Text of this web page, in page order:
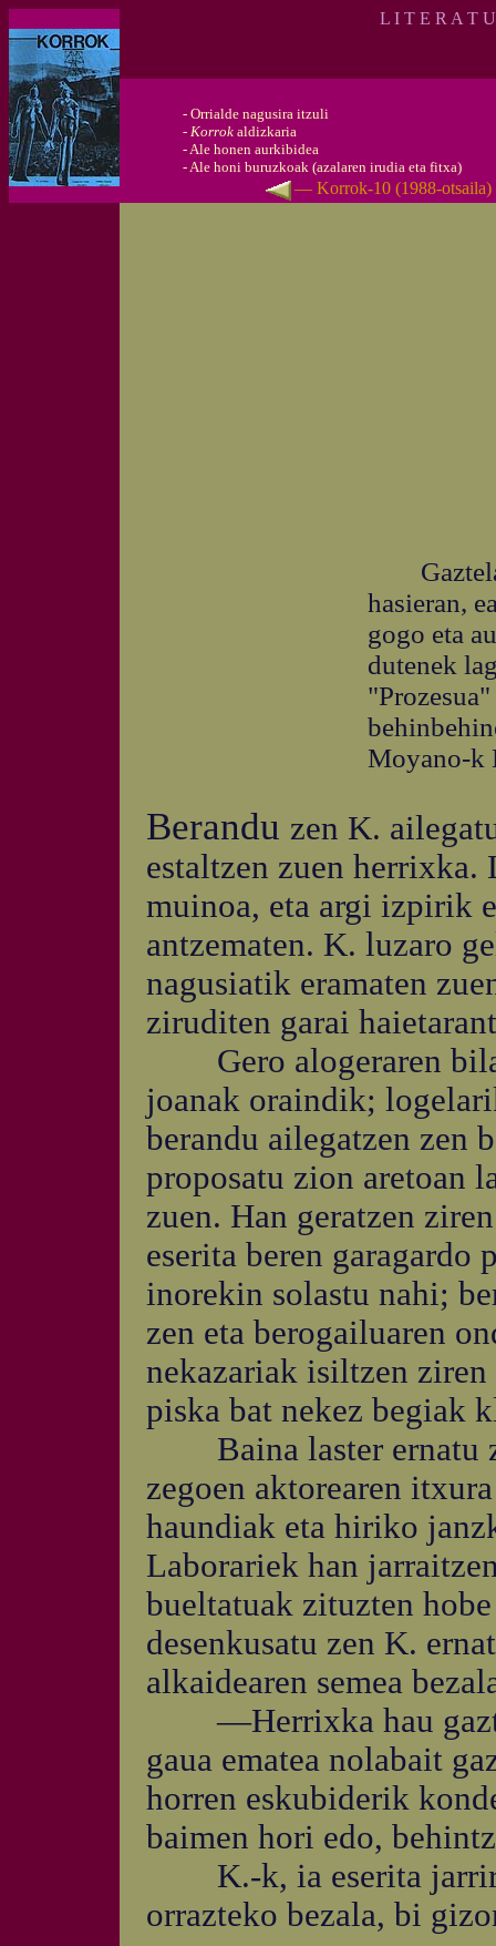
L I T E R A T
- Orrialde nagusira itzuli
- Korrok aldizkaria
-Ale honen aurkibidea
-Ale honi buruzkoak (azalaren irudia eta fitxa)
— Korrok-10 (1988-
hasieran,
gogo eta
dutenek
Moyano-k
Berandu zen K.
estaltzen zuen herrixka.
muinoa, eta argi izpirik
antzematen. K. luzaro
nagusiatik eramaten
ziruditen garai
Gero alogeraren bila
joanak oraindik;
berandu ailegatzen zen
proposatu zion aretoan
zuen. Han geratzen
eserita beren garagardo
inorekin solastu nahi;
zen eta berogailuaren
nekazariak isiltzen
piska bat nekez begiak
Baina laster ernatu
zegoen aktorearen
haundiak eta hiriko
Laborariek han
bueltatuak zituzten
desenkusatu zen K.
alkaidearen semea
—Herrixka hau
gaua ematea nolabait
horren eskubiderik
baimen hori edo,
K.-k, ia eserita
orrazteko bezala, bi